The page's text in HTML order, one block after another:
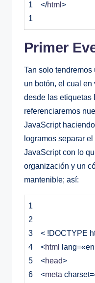
1
1
</html >
Primer
Tan solo
un botón, el cual
desde las etiquetas
referenciaremos
JavaScript
logramos separar
JavaScript con lo
organización y un
mantenible; así:
1
2
3
4
5
6
< !DOCTYPE
<html lang=
<head>
<meta charset=